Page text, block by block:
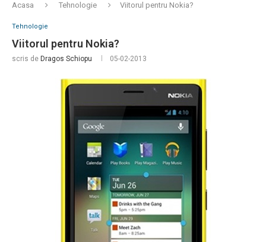
Acasa Tehnologie Viitorul pentru Nokia?
Tehnologie
Viitorul pentru Nokia?
scris de Dragos Schiopu 05-02-2013